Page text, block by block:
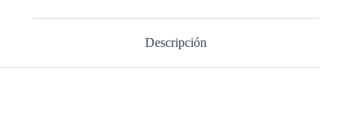
Descripción